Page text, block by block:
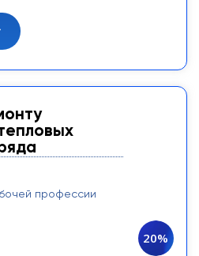
профессии
20%